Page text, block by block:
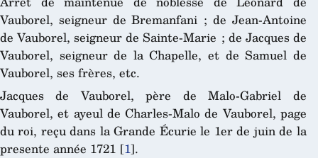
Vauborel, seigneur de Bremanfani ; de Jean-Antoine
de Vauborel, seigneur de Sainte-Marie ; de Jacques de
Vauborel, seigneur de la Chapelle, et de Samuel de
Vauborel, ses frères, etc.
Jacques de Vauborel, père de Malo-Gabriel de
Vauborel, et ayeul de Charles-Malo de Vauborel, page
du roi, reçu dans la Grande Écurie le 1er de juin de la
presente année 1721 [1].